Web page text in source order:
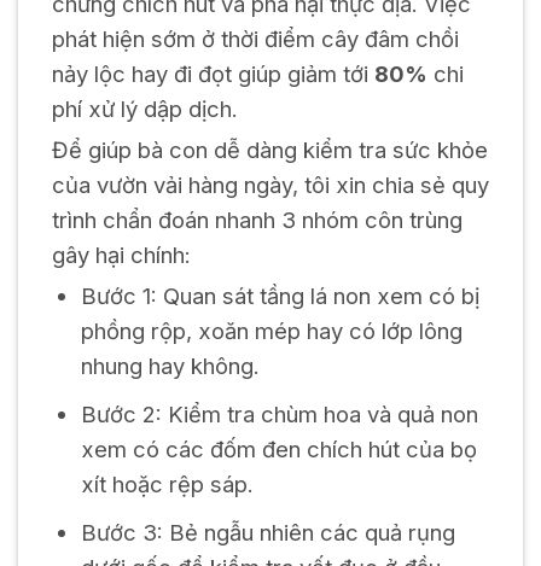
phát hiện sớm ở thời điểm cây đâm chồi
nảy lộc hay đi đọt giúp giảm tới 80% chi
phí xử lý dập dịch.
Để giúp bà con dễ dàng kiểm tra sức khỏe
của vườn vải hàng ngày, tôi xin chia sẻ quy
trình chẩn đoán nhanh 3 nhóm côn trùng
gây hại chính:
Bước 1: Quan sát tầng lá non xem có bị
phồng rộp, xoăn mép hay có lớp lông
nhung hay không.
Bước 2: Kiểm tra chùm hoa và quả non
xem có các đốm đen chích hút của bọ
xít hoặc rệp sáp.
Bước 3: Bẻ ngẫu nhiên các quả rụng